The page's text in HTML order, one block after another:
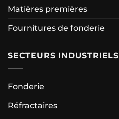
Matières premières
Fournitures de fonderie
SECTEURS INDUSTRIELS
Fonderie
Réfractaires